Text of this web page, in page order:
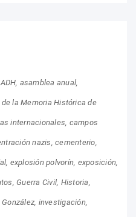
asamblea anual
la Memoria Histórica de
internacionales campos
nazis cementerio
explosión polvorín exposición
Guerra Civil Historia
investigación